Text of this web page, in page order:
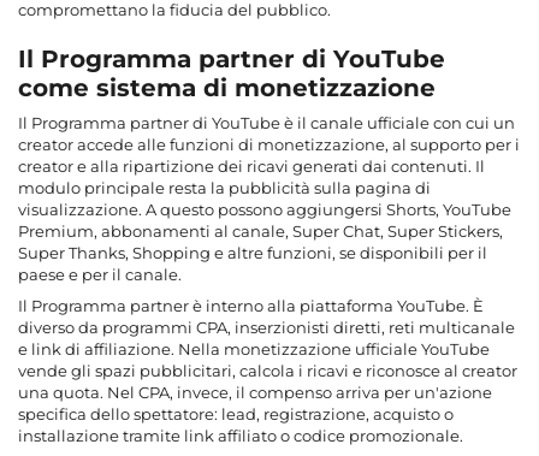
compromettano la fiducia del pubblico.
Il Programma partner di YouTube
come sistema di monetizzazione
Il Programma partner di YouTube è il canale ufficiale con cui un
creator accede alle funzioni di monetizzazione, al supporto per i
creator e alla ripartizione dei ricavi generati dai contenuti. Il
modulo principale resta la pubblicità sulla pagina di
visualizzazione. A questo possono aggiungersi Shorts, YouTube
Premium, abbonamenti al canale, Super Chat, Super Stickers,
Super Thanks, Shopping e altre funzioni, se disponibili per il
paese e per il canale.
Il Programma partner è interno alla piattaforma YouTube. È
diverso da programmi CPA, inserzionisti diretti, reti multicanale
e link di affiliazione. Nella monetizzazione ufficiale YouTube
vende gli spazi pubblicitari, calcola i ricavi e riconosce al creator
una quota. Nel CPA, invece, il compenso arriva per un'azione
specifica dello spettatore: lead, registrazione, acquisto o
installazione tramite link affiliato o codice promozionale.